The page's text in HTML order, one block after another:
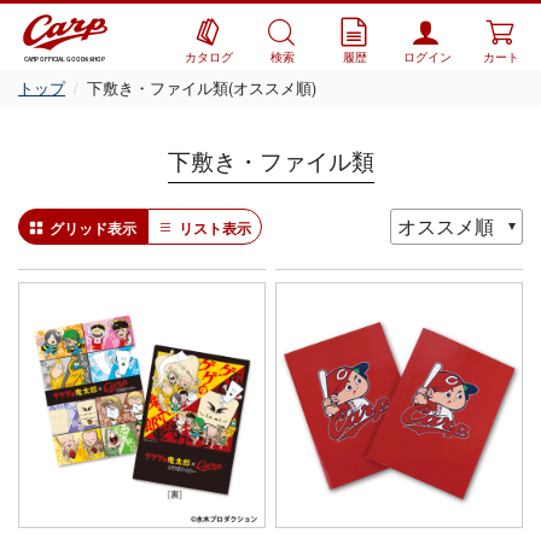
CARP OFFICIAL GOODS SHOP カタログ 検索 履歴 ログイン カート
トップ 下敷き・ファイル類(オススメ順)
下敷き・ファイル類
グリッド表示 リスト表示